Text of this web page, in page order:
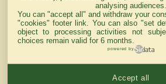
Haut de Page
Mentions légales du
analysing audiences.
You can "accept all" and withdraw your
"cookies" footer link . You can also "set
object to processing activities not
choices remain valid for 6 months.
powered by
Accept all